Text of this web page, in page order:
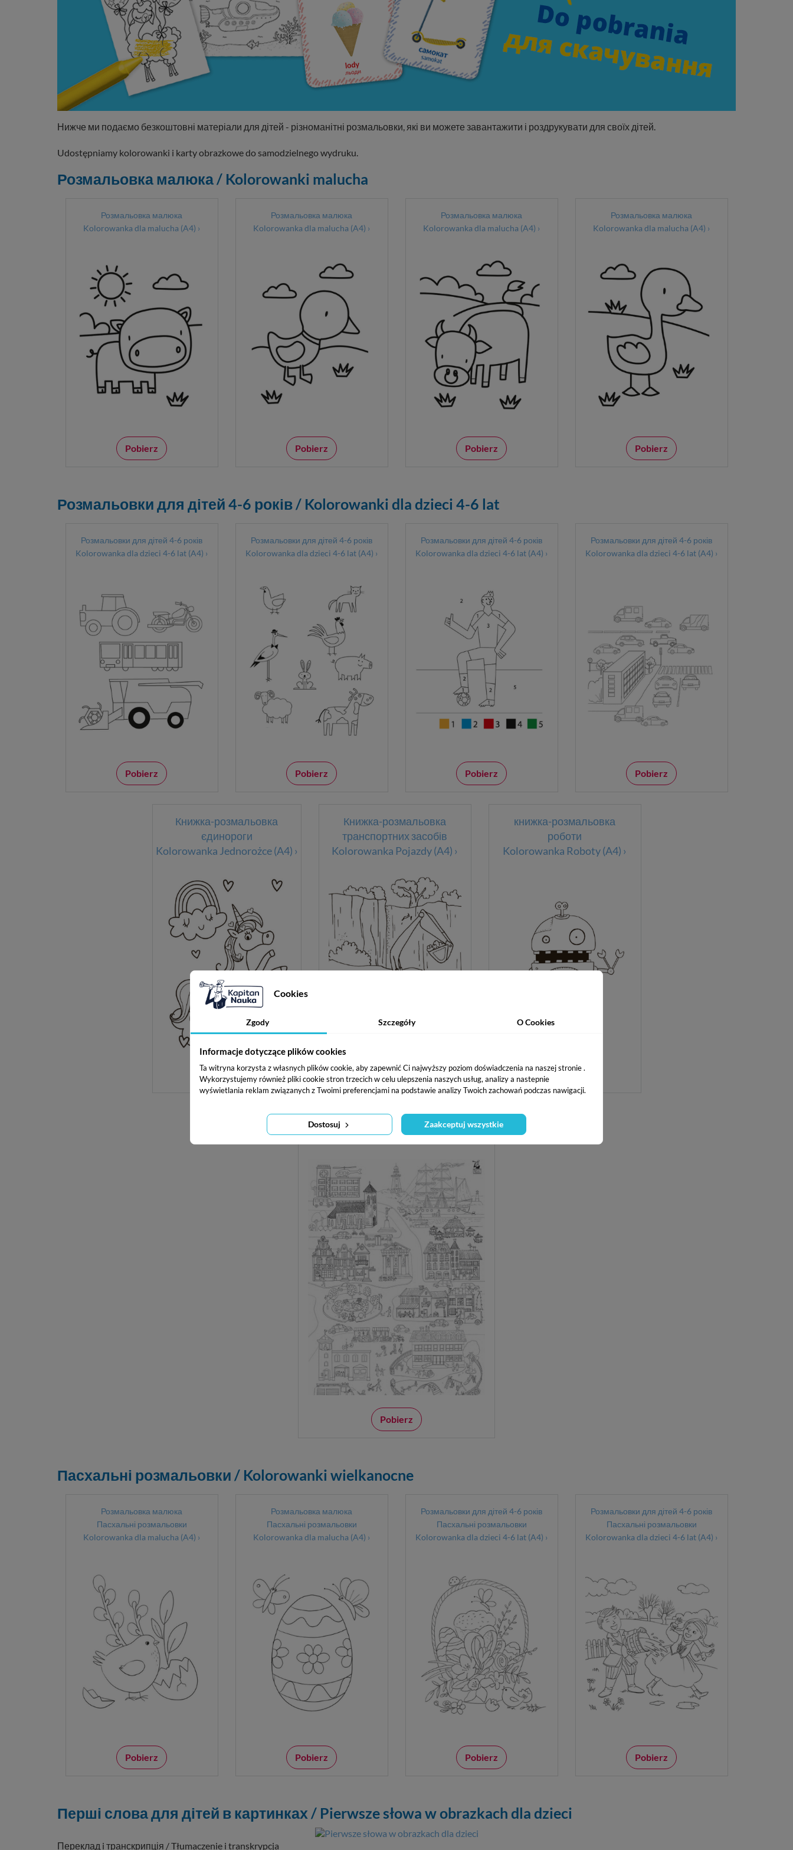
Нижче ми подаємо безкоштовні матеріали для дітей - різноманітні розмальовки, які ви можете завантажити і роздрукувати для своїх дітей.
Udostępniamy kolorowanki i karty obrazkowe do samodzielnego wydruku.
Розмальовка малюка / Kolorowanki malucha
Розмальовка малюка
Kolorowanka dla malucha (A4) ›
Pobierz
Розмальовка малюка
Kolorowanka dla malucha (A4) ›
Pobierz
Розмальовка малюка
Kolorowanka dla malucha (A4) ›
Pobierz
Розмальовка малюка
Kolorowanka dla malucha (A4) ›
Pobierz
Розмальовки для дітей 4-6 років / Kolorowanki dla dzieci 4-6 lat
Розмальовки для дітей 4-6 років
Kolorowanka dla dzieci 4-6 lat (A4) ›
Pobierz
Розмальовки для дітей 4-6 років
Kolorowanka dla dzieci 4-6 lat (A4) ›
Pobierz
Розмальовки для дітей 4-6 років
Kolorowanka dla dzieci 4-6 lat (A4) ›
Pobierz
Розмальовки для дітей 4-6 років
Kolorowanka dla dzieci 4-6 lat (A4) ›
Pobierz
Книжка-розмальовка
єдинороги
Kolorowanka Jednorożce (A4) ›
Pobierz
Книжка-розмальовка
транспортних засобів
Kolorowanka Pojazdy (A4) ›
Pobierz
книжка-розмальовка
роботи
Kolorowanka Roboty (A4) ›
Pobierz
Книжка-розмальовка міста
Kolorowanka Miasto (A2) ›
Pobierz
Пасхальні розмальовки / Kolorowanki wielkanocne
Розмальовка малюка
Пасхальні розмальовки
Kolorowanka dla malucha (A4) ›
Pobierz
Розмальовка малюка
Пасхальні розмальовки
Kolorowanka dla malucha (A4) ›
Pobierz
Розмальовки для дітей 4-6 років
Пасхальні розмальовки
Kolorowanka dla dzieci 4-6 lat (A4) ›
Pobierz
Розмальовки для дітей 4-6 років
Пасхальні розмальовки
Kolorowanka dla dzieci 4-6 lat (A4) ›
Pobierz
Перші слова для дітей в картинках / Pierwsze słowa w obrazkach dla dzieci
Переклад i транскрипція / Tłumaczenie i transkrypcja
Cookies
Zgody Szczegóły O Cookies
Informacje dotyczące plików cookies
Ta witryna korzysta z własnych plików cookie, aby zapewnić Ci najwyższy poziom doświadczenia na naszej stronie .
Wykorzystujemy również pliki cookie stron trzecich w celu ulepszenia naszych usług, analizy a nastepnie
wyświetlania reklam związanych z Twoimi preferencjami na podstawie analizy Twoich zachowań podczas nawigacji.
Dostosuj Zaakceptuj wszystkie